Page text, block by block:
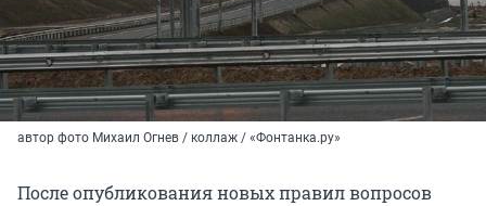
автор фото Михаил Огнев / коллаж / «Фонтанка.ру»
После опубликования новых правил вопросов